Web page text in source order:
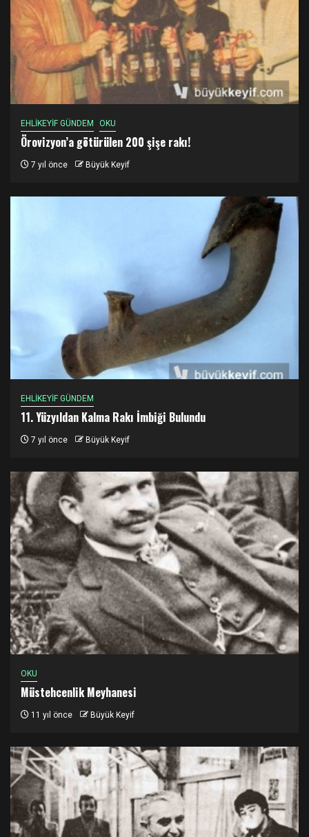
EHLİKEYİF GÜNDEM OKU
Örovizyon’a götürülen 200 şişe rakı!
7 yıl önce Büyük Keyif
EHLİKEYİF GÜNDEM
11. Yüzyıldan Kalma Rakı İmbiği Bulundu
7 yıl önce Büyük Keyif
OKU
Müstehcenlik Meyhanesi
11 yıl önce Büyük Keyif